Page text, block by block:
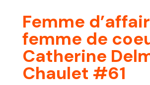
Femme
femme de
Catherine
Chaulet #61